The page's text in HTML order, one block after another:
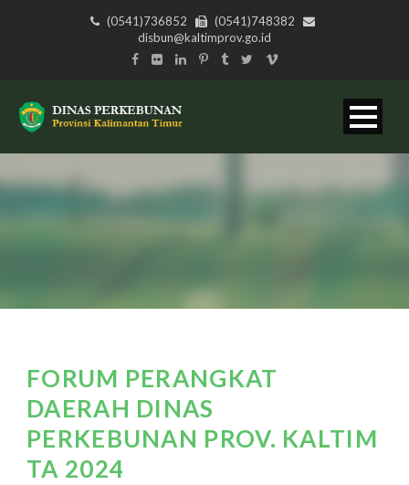
(0541)736852
(0541)748382
disbun@kaltimprov.go.id
FORUM PERANGKAT
DAERAH DINAS
PERKEBUNAN PROV. KALTIM
TA 2024